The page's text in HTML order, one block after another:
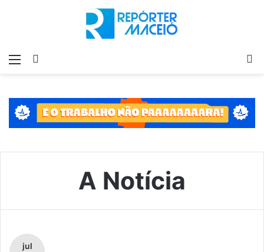
Menu
A Notícia
jul